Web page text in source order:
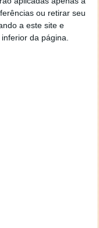
ou retirar seu
a este site e
da página.